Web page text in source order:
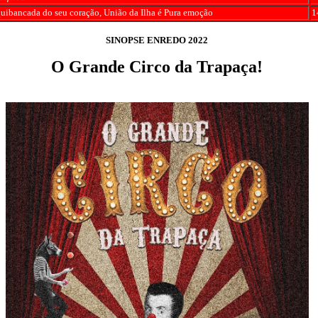
do seu coração, União da Ilha é Pura emoção
SINOPSE ENREDO 2022
O Grande Circo da Trapaça!